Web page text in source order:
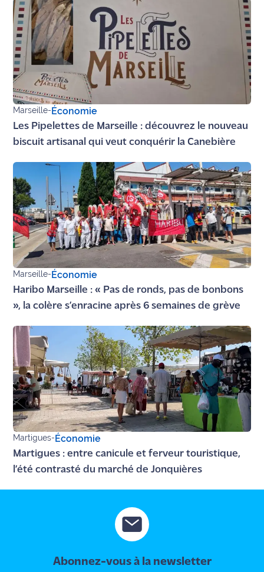
rouge
Maritima
L'anecdote
de Jeff
C'est
mon
club
Les
Maritima
Bon
plan
sortie
Nous
contacter
Ecouter
Maritima
Qui
sommes
nous ?
Devenir
annonceur
Recrutement
Mention
légales
Archives
Marseille-Économie
Les Pipelettes de Marseille : découvrez le nouveau
biscuit artisanal qui veut conquérir la Canebière
Marseille-Économie
Haribo Marseille : « Pas de ronds, pas de bonbons
», la colère s’enracine après 6 semaines de grève
Martigues-Économie
Martigues : entre canicule et ferveur touristique,
l’été contrasté du marché de Jonquières
Abonnez-vous à la newsletter